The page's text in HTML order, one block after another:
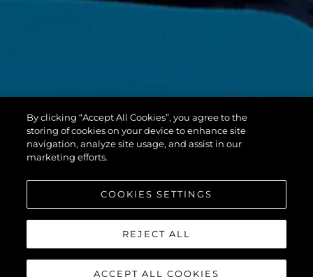
By clicking “Accept All Cookies”, you agree to the
storing of cookies on your device to enhance site
navigation, analyze site usage, and assist in our
marketing efforts.
COOKIES SETTINGS
REJECT ALL
ACCEPT ALL COOKIES